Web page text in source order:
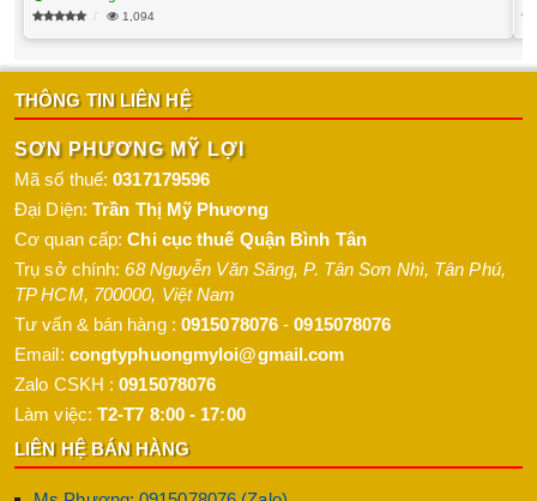
1,094
THÔNG TIN LIÊN HỆ
SƠN PHƯƠNG MỸ LỢI
Mã số thuế:0317179596
Đại Diện: Trần Thị Mỹ Phương
Cơ quan cấp:Chi cục thuế Quận Bình Tân
Trụ sở chính:68 Nguyễn Văn Săng, P. Tân Sơn Nhì, Tân Phú,
TP HCM, 700000, Việt Nam
Tư vấn & bán hàng : 0915078076 -0915078076
Email: congtyphuongmyloi@gmail.com
Zalo CSKH :0915078076
Làm việc: T2-T7 8:00 - 17:00
LIÊN HỆ BÁN HÀNG